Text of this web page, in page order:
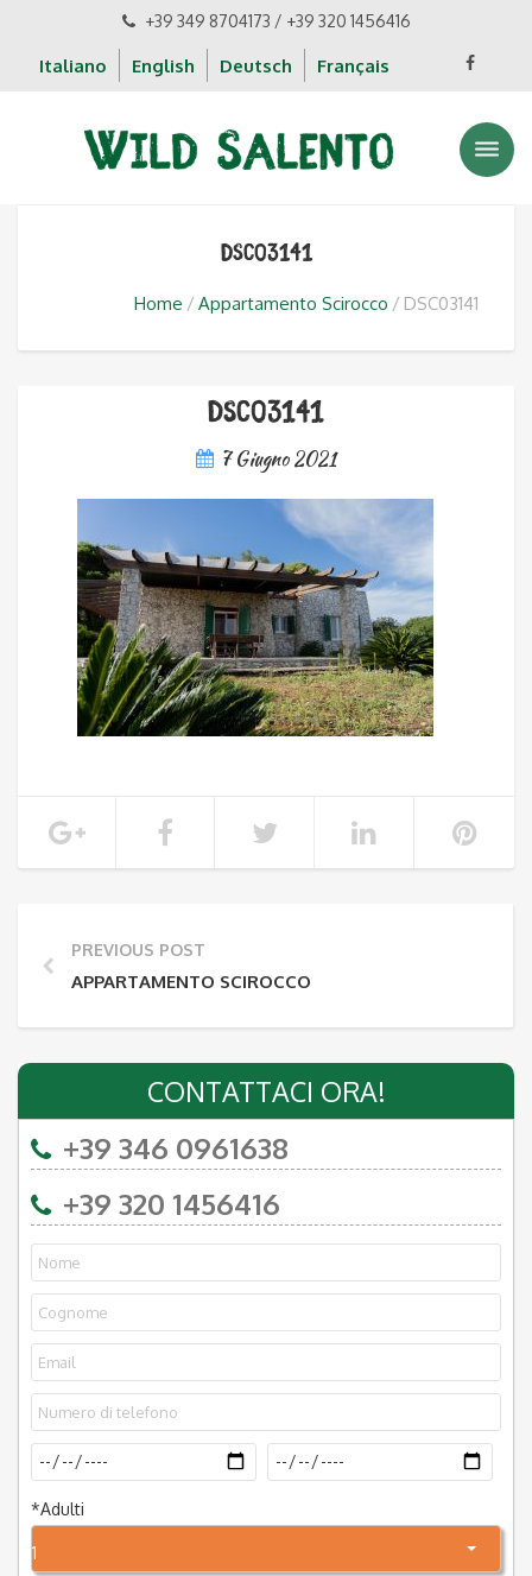
+39 349 8704173 / +39 320 1456416
Italiano English Deutsch Français
DSC03141
Home Appartamento Scirocco DSC03141
DSC03141
7 Giugno 2021
PREVIOUS POST
APPARTAMENTO SCIROCCO
CONTATTACI ORA!
+39 346 0961638
+39 320 1456416
*Adulti
1